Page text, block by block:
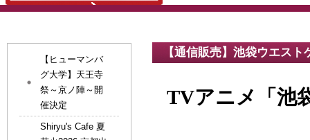
【通信販売】池袋ウエスト
TVアニメ「池
【ヒューマンバ
グ大学】天王寺
祭～京ノ陣～開
催決定
Shiryu's Cafe 夏